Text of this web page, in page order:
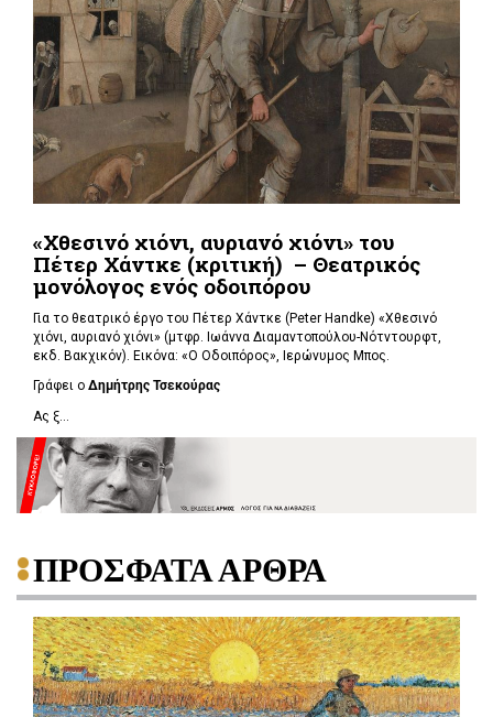
«Χθεσινό χιόνι, αυριανό χιόνι» του
Πέτερ Χάντκε (κριτική) – Θεατρικός
μονόλογος ενός οδοιπόρου
Για το θεατρικό έργο του Πέτερ Χάντκε (Peter Handke) «Χθεσινό
χιόνι, αυριανό χιόνι» (μτφρ. Ιωάννα Διαμαντοπούλου-Νότντουρφτ,
εκδ. Βακχικόν). Εικόνα: «Ο Οδοιπόρος», Ιερώνυμος Μπος.
Γράφει ο Δημήτρης Τσεκούρας
Ας ξ...
ΠΡΟΣΦΑΤΑ ΑΡΘΡΑ